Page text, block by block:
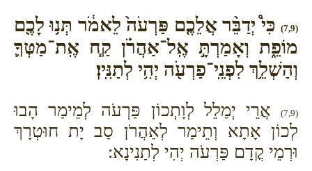
(7,9)
כִּי֩ יְדַבֵּ֨ר אֲלֵכֶ֤ם פַּרְעֹה֙ לֵאמֹ֔ר תְּנ֥וּ לָכֶ֖ם
מוֹפֵ֑ת וְאָמַרְתָּ֣ אֶֽל־אַהֲרֹ֗ן קַ֧ח אֶֽת־מַטְּךָ֛
וְהַשְׁלֵ֥ךְ לִפְנֵֽי־פַרְעֹ֖ה יְהִ֥י לְתַנִּֽין׃
(7,9)
אֲרֵי יְמַלֵל לְוָתְכוֹן פַּרְעֹה לְמֵימַר הָבוּ
לְכוֹן אָתָא וְתֵימַר לְאַהֲרֹן סַב יָת חוּטְרָךְ
וּרְמֵי קֳדָם פַּרְעֹה יְהִי לְתַנִינָא: